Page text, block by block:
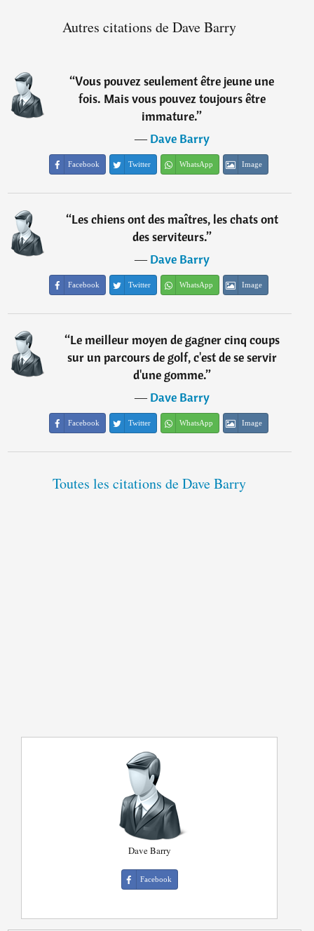
Autres citations de Dave Barry
“Vous pouvez seulement être jeune une
fois. Mais vous pouvez toujours être
immature.”
―Dave Barry
Facebook Twitter WhatsApp Image
“Les chiens ont des maîtres, les chats ont
des serviteurs.”
―Dave Barry
Facebook Twitter WhatsApp Image
“Le meilleur moyen de gagner cinq coups
sur un parcours de golf, c'est de se servir
d'une gomme.”
―Dave Barry
Facebook Twitter WhatsApp Image
Toutes les citations de Dave Barry
Dave Barry
Facebook